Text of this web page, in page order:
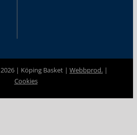
2026 | Köping Basket | Webbprod. |
Cookies